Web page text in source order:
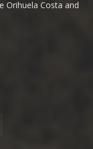
Orihuela Costa and